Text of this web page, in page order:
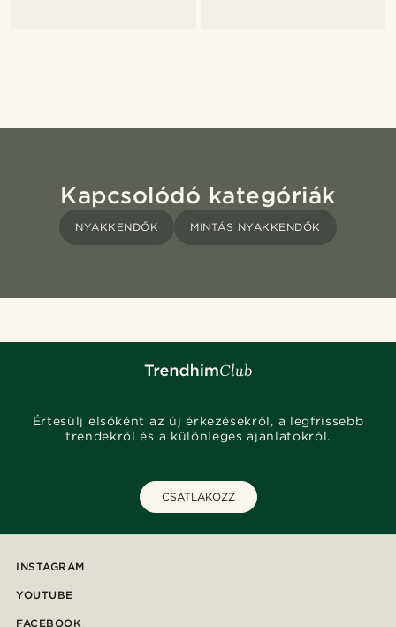
Kapcsolódó kategóriák
NYAKKENDŐK MINTÁS NYAKKENDŐK
Értesülj elsőként az új érkezésekről, a legfrissebb
trendekről és a különleges ajánlatokról.
CSATLAKOZZ
INSTAGRAM
YOUTUBE
FACEBOOK